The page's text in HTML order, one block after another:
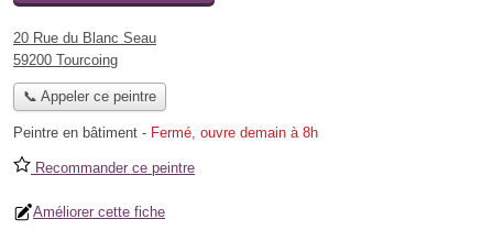
20 Rue du Blanc Seau
59200 Tourcoing
📞 Appeler ce peintre
Peintre en bâtiment - Fermé, ouvre demain à 8h
Recommander ce peintre
Améliorer cette fiche